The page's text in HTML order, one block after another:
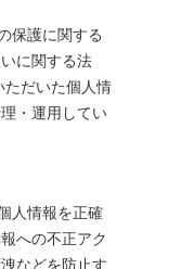
保護に関する
に関する法
ただいた個人情
・運用してい
人情報を正確
への不正アク
などを防止す